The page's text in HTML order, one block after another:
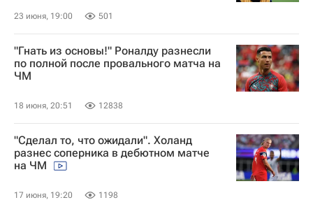
23 июня, 19:00 501
"Гнать из основы!" Роналду разнесли
по полной после провального матча на
ЧМ
18 июня, 20:51 12838
"Сделал то, что ожидали". Холанд
разнес соперника в дебютном матче
на ЧМ
17 июня, 19:20 1198